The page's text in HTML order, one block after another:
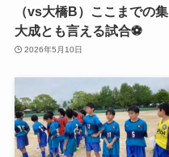
（vs大橋B）ここまでの集
大成とも言える試合⚽️
2026年5月10日